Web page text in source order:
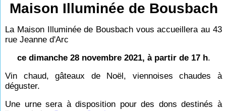
Maison Illuminée de Bousbach
La Maison Illuminée de Bousbach vous accueillera au 43
rue Jeanne d'Arc
ce dimanche 28 novembre 2021, à partir de 17 h.
Vin chaud, gâteaux de Noël, viennoises chaudes à
déguster.
Une urne sera à disposition pour des dons destinés à